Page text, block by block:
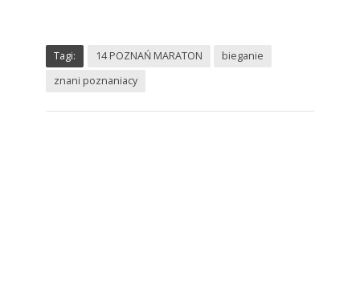
Tagi: 14 POZNAŃ MARATON
bieganie
znani poznaniacy